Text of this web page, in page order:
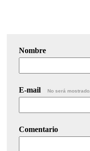
Nombre
E-mail No será mostrado.
Comentario